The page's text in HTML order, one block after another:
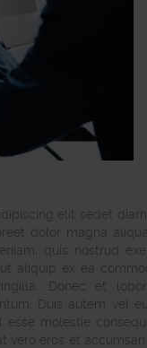
elit sedet
dolor magna
quis nostrud
aliquip ex ea
Donec et
Duis autem vel
molestie
vero eros et